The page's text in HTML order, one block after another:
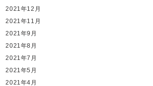
2021年12月
2021年11月
2021年9月
2021年8月
2021年7月
2021年5月
2021年4月